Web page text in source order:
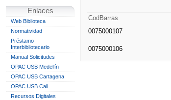
Enlaces
Web Biblioteca
Normatividad
Préstamo
Interbibliotecario
Manual Solicitudes
OPAC USB Medellín
OPAC USB Cartagena
OPAC USB Cali
Recursos Digitales
CodBarras
0075000107
0075000106